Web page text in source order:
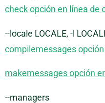
check opción en línea de
--locale LOCALE, -l
compilemessages
makemessages opción
--managers